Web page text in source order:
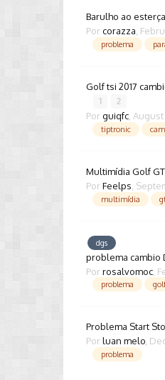
Barulho ao
Porcorazza
problema
Golf tsi 2017
1 2
Porguiqfc August
tiptronic
Multimídia Golf
PorFeelps
multimídia
dgs
problema cambio
Porrosalvomoc
problema
Problema Start
Porluan melo
problema